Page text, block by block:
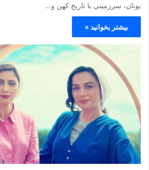
یونان، سرزمینی با تاریخ کهن و…
بیشتر بخوانید »